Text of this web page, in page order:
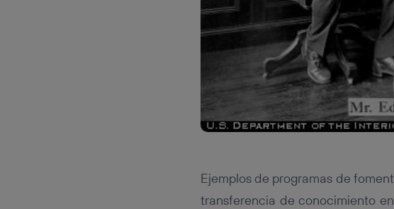
Ejemplos de programas de
transferencia de conocimiento